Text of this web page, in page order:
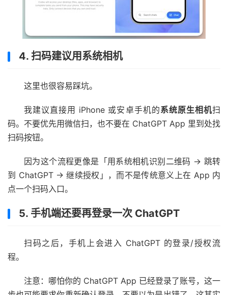
4. 扫码建议用系统相机
这里也很容易踩坑。
我建议直接用 iPhone 或安卓手机的系统原生相机扫
码。不要优先用微信扫，也不要在 ChatGPT App 里到处找
扫码按钮。
因为这个流程更像是「用系统相机识别二维码 → 跳转
到 ChatGPT → 继续授权」，而不是传统意义上在 App 内
点一个扫码入口。
5. 手机端还要再登录一次 ChatGPT
扫码之后，手机上会进入 ChatGPT 的登录/授权流
程。
注意：哪怕你的 ChatGPT App 已经登录了账号，这一